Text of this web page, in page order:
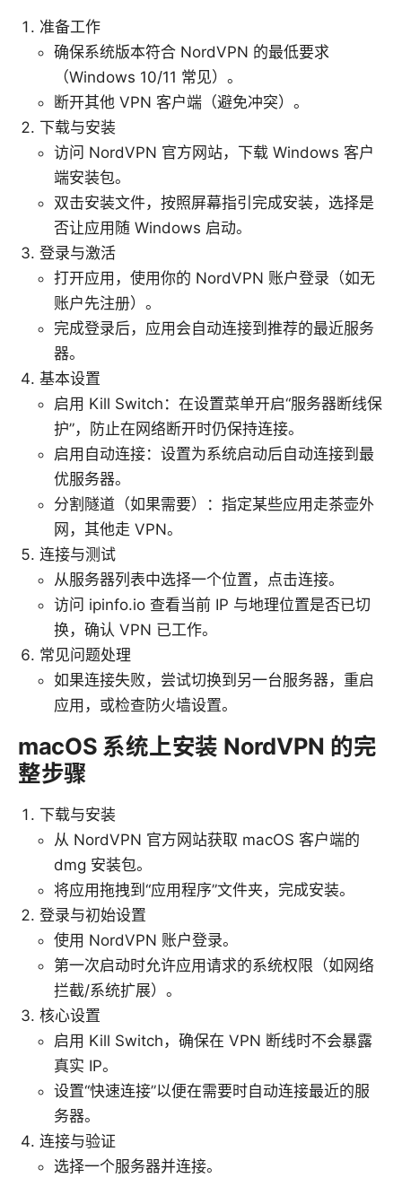
准备工作
确保系统版本符合 NordVPN 的最低要求
（Windows 10/11 常见）。
断开其他 VPN 客户端（避免冲突）。
下载与安装
访问 NordVPN 官方网站，下载 Windows 客户
端安装包。
双击安装文件，按照屏幕指引完成安装，选择是
否让应用随 Windows 启动。
登录与激活
打开应用，使用你的 NordVPN 账户登录（如无
账户先注册）。
完成登录后，应用会自动连接到推荐的最近服务
器。
基本设置
启用 Kill Switch：在设置菜单开启“服务器断线保
护”，防止在网络断开时仍保持连接。
启用自动连接：设置为系统启动后自动连接到最
优服务器。
分割隧道（如果需要）：指定某些应用走茶壶外
网，其他走 VPN。
连接与测试
从服务器列表中选择一个位置，点击连接。
访问 ipinfo.io 查看当前 IP 与地理位置是否已切
换，确认 VPN 已工作。
常见问题处理
如果连接失败，尝试切换到另一台服务器，重启
应用，或检查防火墙设置。
macOS 系统上安装 NordVPN 的完
整步骤
下载与安装
从 NordVPN 官方网站获取 macOS 客户端的
dmg 安装包。
将应用拖拽到“应用程序”文件夹，完成安装。
登录与初始设置
使用 NordVPN 账户登录。
第一次启动时允许应用请求的系统权限（如网络
拦截/系统扩展）。
核心设置
启用 Kill Switch，确保在 VPN 断线时不会暴露
真实 IP。
设置“快速连接”以便在需要时自动连接最近的服
务器。
连接与验证
选择一个服务器并连接。